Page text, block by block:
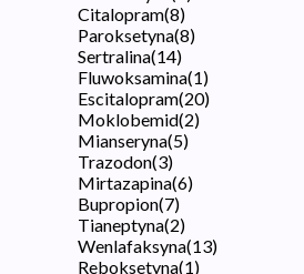
Citalopram(8)
Paroksetyna(8)
Sertralina(14)
Fluwoksamina(1)
Escitalopram(20)
Moklobemid(2)
Mianseryna(5)
Trazodon(3)
Mirtazapina(6)
Bupropion(7)
Tianeptyna(2)
Wenlafaksyna(13)
Reboksetyna(1)